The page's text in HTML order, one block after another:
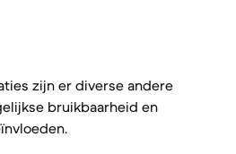
zijn er diverse andere
bruikbaarheid en